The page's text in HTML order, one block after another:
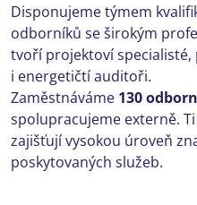
Disponujeme týmem
odborníků se širokým
tvoří projektoví
i energetičtí auditoři.
Zaměstnáváme 130
spolupracujeme externě.
zajišťují vysokou úroveň
poskytovaných služeb.